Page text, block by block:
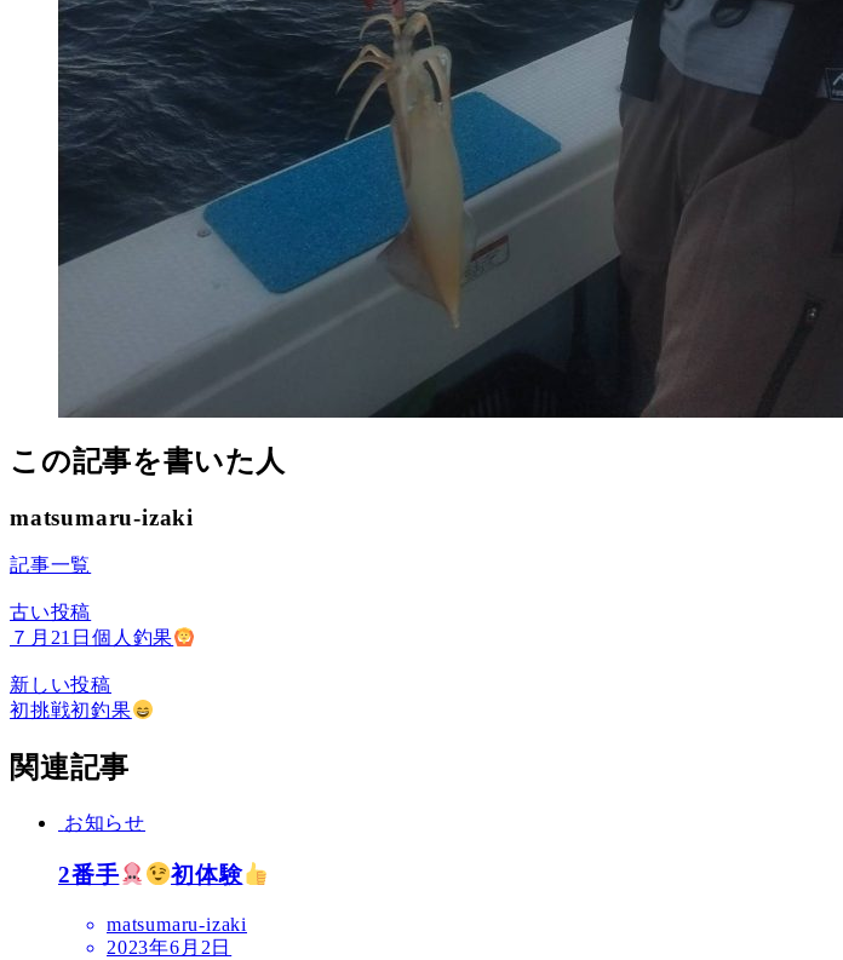
この記事を書いた人
matsumaru-izaki
記事一覧
古い投稿
７月21日個人釣果
新しい投稿
初挑戦初釣果
関連記事
お知らせ
2番手 初体験
matsumaru-izaki
2023年6月2日